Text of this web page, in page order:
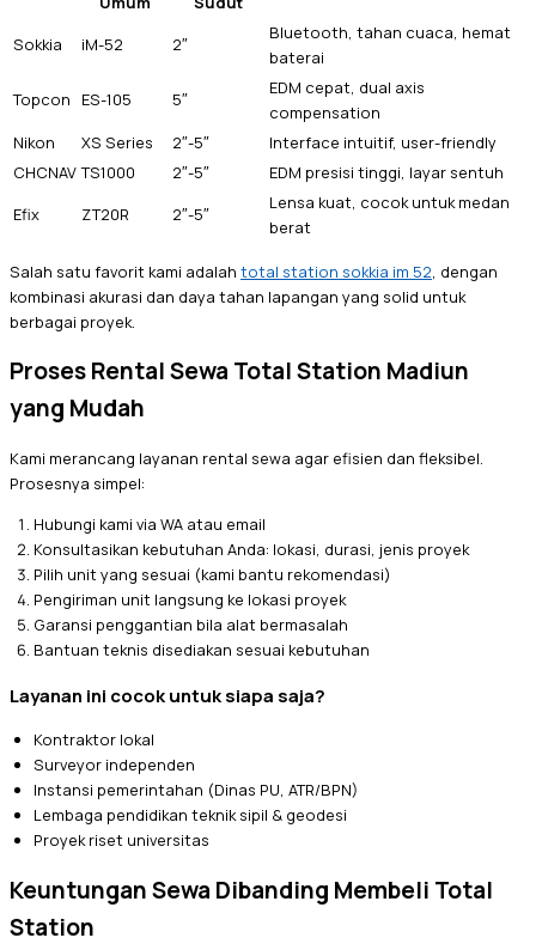
Sokkia iM-52 2″
Bluetooth, tahan cuaca, hemat
baterai
Topcon
ES-105 5″
EDM cepat, dual axis
compensation
Nikon
XS Series 2″-5″
Interface intuitif, user-friendly
CHCNAV TS1000 2″-5″
EDM presisi tinggi, layar sentuh
Efix
ZT20R 2″-5″
Lensa kuat, cocok untuk medan
berat
Salah satu favorit kami adalah total station sokkia im 52 , dengan
kombinasi akurasi dan daya tahan lapangan yang solid untuk
berbagai proyek.
Proses Rental Sewa Total Station Madiun
yang Mudah
Kami merancang layanan rental sewa agar efisien dan fleksibel.
Prosesnya simpel:
Hubungi kami via WA atau email
Konsultasikan kebutuhan Anda: lokasi, durasi, jenis proyek
Pilih unit yang sesuai (kami bantu rekomendasi)
Pengiriman unit langsung ke lokasi proyek
Garansi penggantian bila alat bermasalah
Bantuan teknis disediakan sesuai kebutuhan
Layanan ini cocok untuk siapa saja?
Kontraktor lokal
Surveyor independen
Instansi pemerintahan (Dinas PU, ATR/BPN)
Lembaga pendidikan teknik sipil & geodesi
Proyek riset universitas
Keuntungan Sewa Dibanding Membeli Total
Station